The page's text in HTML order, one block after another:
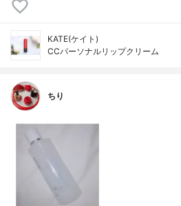
KATE(ケイト)
CCパーソナルリップクリーム
ちり